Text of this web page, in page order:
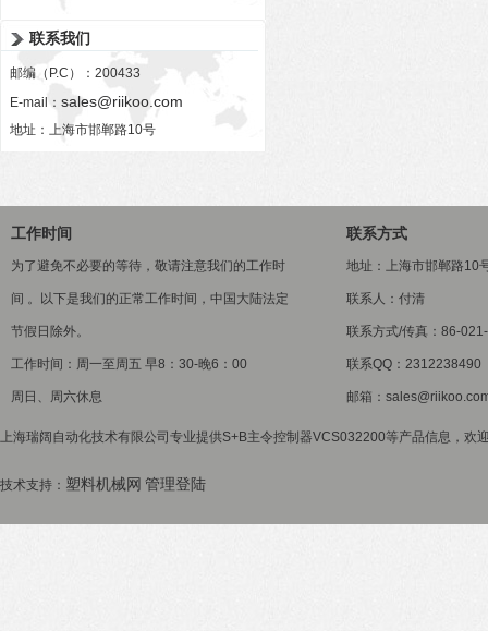
联系我们
邮编（P.C）：200433
E-mail： sales@riikoo.com
地址：上海市邯郸路10号
工作时间
为了避免不必要的等待，敬请注意我们的工作时
间 。以下是我们的正常工作时间，中国大陆法定
节假日除外。
工作时间：周一至周五 早8：30-晚6：00
周日、周六休息
联系方式
地址：上海市邯郸路10
联系人：付清
联系方式/传真：86-
联系QQ：2312238490
邮箱：
上海瑞阔自动化技术有限公司专业提供S+B主令控制器VCS032200等产品信息，欢
技术支持： 塑料机械网 管理登陆